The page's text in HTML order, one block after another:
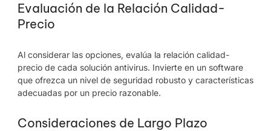
Evaluación de la Relación Calidad-
Precio
Al considerar las opciones, evalúa la relación calidad-
precio de cada solución antivirus. Invierte en un software
que ofrezca un nivel de seguridad robusto y características
adecuadas por un precio razonable.
Consideraciones de Largo Plazo